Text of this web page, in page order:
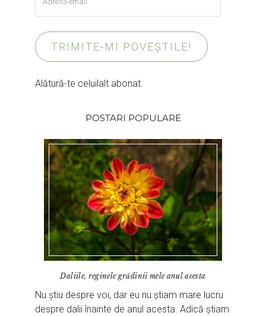
email
TRIMITE-MI POVEȘTILE!
Alătură-te celuilalt abonat.
POSTARI POPULARE
Daliile, reginele grădinii mele anul acesta
Nu știu despre voi, dar eu nu știam mare lucru
despre dalii înainte de anul acesta. Adică știam